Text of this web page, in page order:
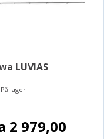
LUVIAS
På lager
2 979,00